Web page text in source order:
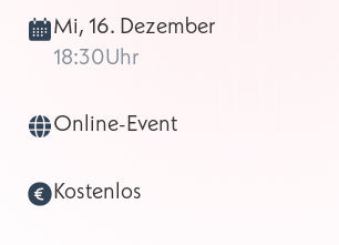
Mi, 16. Dezember
18:30Uhr
Online-Event
Kostenlos